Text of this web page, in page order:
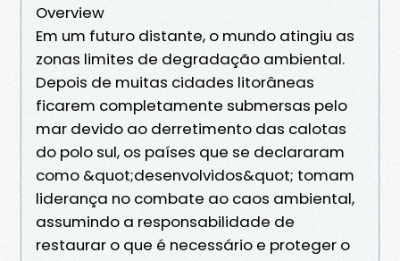
Overview
Em um futuro distante, o mundo atingiu as
zonas limites de degradação ambiental.
Depois de muitas cidades litorâneas
ficarem completamente submersas pelo
mar devido ao derretimento das calotas
do polo sul, os países que se declararam
como &quot;desenvolvidos&quot; tomam
liderança no combate ao caos ambiental,
assumindo a responsabilidade de
restaurar o que é necessário e proteger o